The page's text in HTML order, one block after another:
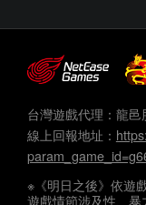
台灣遊戲代理：龍邑
線上回報地址：
※《明日之後》依遊
遊戲情節涉及性、暴